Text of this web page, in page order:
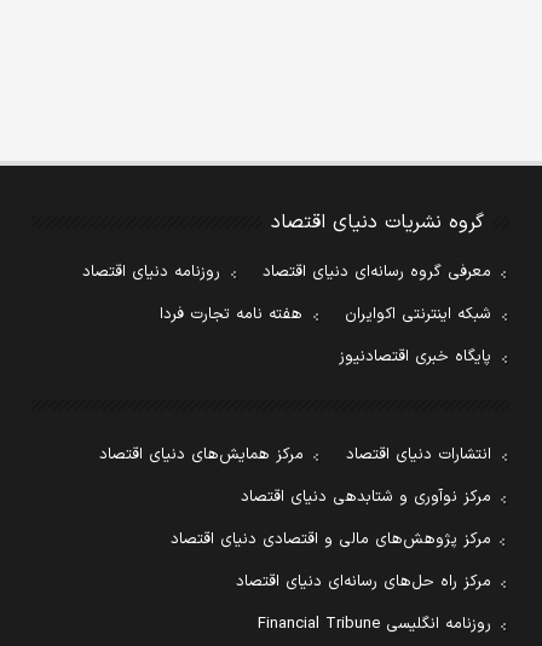
گروه نشریات دنیای اقتصاد
معرفی گروه رسانه‌ای دنیای اقتصاد
روزنامه دنیای اقتصاد
شبکه اینترنتی اکوایران
هفته نامه تجارت فردا
پایگاه خبری اقتصادنیوز
انتشارات دنیای اقتصاد
مرکز همایش‌های دنیای اقتصاد
مرکز نوآوری و شتابدهی دنیای اقتصاد
مرکز پژوهش‌های مالی و اقتصادی دنیای اقتصاد
مرکز راه حل‌های رسانه‌ای دنیای اقتصاد
روزنامه انگلیسی Financial Tribune